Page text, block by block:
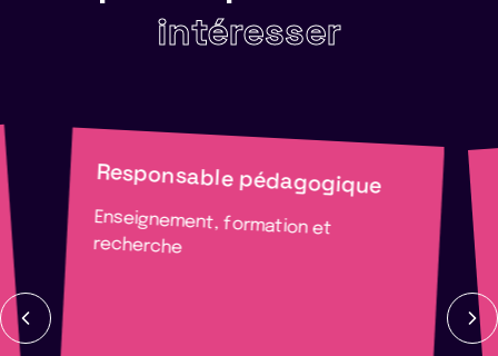
intéresser
Responsable pédagogique
Enseignement, formation et
recherche